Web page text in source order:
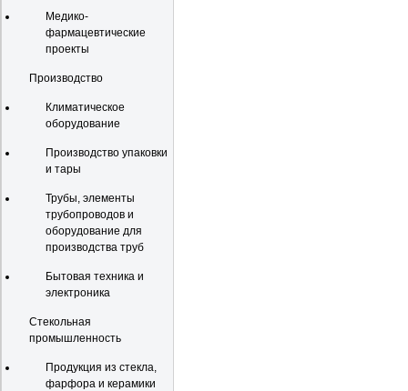
Медико-
фармацевтические
проекты
Производство
Климатическое
оборудование
Производство упаковки
и тары
Трубы, элементы
трубопроводов и
оборудование для
производства труб
Бытовая техника и
электроника
Стекольная
промышленность
Продукция из стекла,
фарфора и керамики